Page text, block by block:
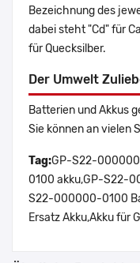
Bezeichnung des
dabei steht "Cd" für
für Quecksilber.
Der Umwelt
Batterien und Akkus
Sie können an vielen
Tag:GP-S22-
0100 akku,GP-S22-
S22-000000-0100
Ersatz Akku,Akku für